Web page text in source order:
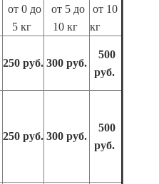
от 0 до
5 кг
от 5 до
10 кг
от 10
кг
250 руб. 300 руб.
500
руб.
250 руб. 300 руб.
500
руб.